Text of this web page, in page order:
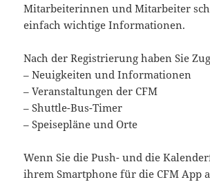
Mitarbeiterinnen und Mitarbeiter
einfach wichtige Informationen.
Nach der Registrierung haben Sie
– Neuigkeiten und Informationen
– Veranstaltungen der CFM
– Shuttle-Bus-Timer
– Speisepläne und Orte
Wenn Sie die Push- und die
ihrem Smartphone für die CFM App